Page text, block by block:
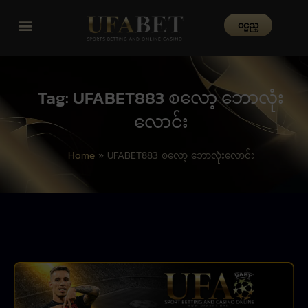
၀င္မည္
Tag: UFABET883 စလော့ ဘောလုံး
လောင်း
Home» UFABET883 စလော့ ဘောလုံးလောင်း